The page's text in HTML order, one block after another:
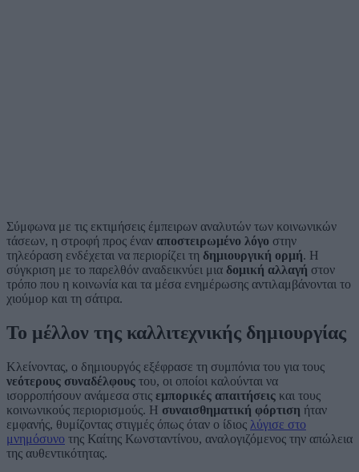
Σύμφωνα με τις εκτιμήσεις έμπειρων αναλυτών των κοινωνικών
τάσεων, η στροφή προς έναν αποστειρωμένο λόγο στην
τηλεόραση ενδέχεται να περιορίζει τη δημιουργική ορμή. Η
σύγκριση με το παρελθόν αναδεικνύει μια δομική αλλαγή στον
τρόπο που η κοινωνία και τα μέσα ενημέρωσης αντιλαμβάνονται το
χιούμορ και τη σάτιρα.
Το μέλλον της καλλιτεχνικής δημιουργίας
Κλείνοντας, ο δημιουργός εξέφρασε τη συμπόνια του για τους
νεότερους συναδέλφους του, οι οποίοι καλούνται να
ισορροπήσουν ανάμεσα στις εμπορικές απαιτήσεις και τους
κοινωνικούς περιορισμούς. Η συναισθηματική φόρτιση ήταν
εμφανής, θυμίζοντας στιγμές όπως όταν ο ίδιος λύγισε στο
μνημόσυνο της Καίτης Κωνσταντίνου, αναλογιζόμενος την απώλεια
της αυθεντικότητας.